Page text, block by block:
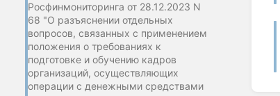
Росфинмониторинга от 28.12.2023 N
68 "О разъяснении отдельных
вопросов, связанных с применением
положения о требованиях к
подготовке и обучению кадров
организаций, осуществляющих
операции с денежными средствами